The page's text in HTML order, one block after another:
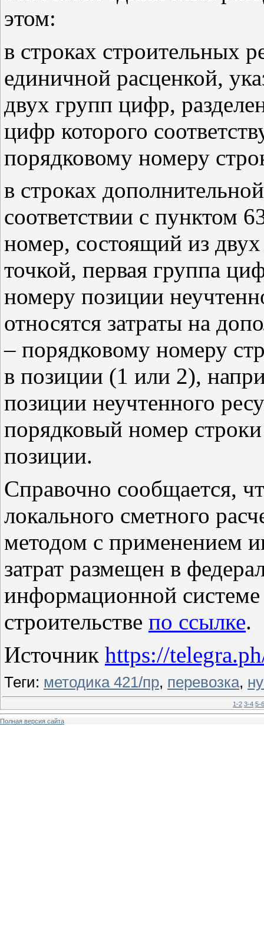
этом:
в строках строительных
единичной расценкой,
двух групп цифр,
цифр которого
порядковому номеру
в строках
соответствии с пунктом
номер, состоящий из
точкой, первая группа
номеру позиции
относятся затраты на
– порядковому номеру
в позиции (1 или 2),
позиции неучтенного
порядковый номер
позиции.
Справочно сообщается,
локального сметного
методом с применением
затрат размещен в
информационной системе
строительстве по ссылке.
Источник https://
Теги: методика 421/пр, перевозка,
1-2 3-4 5-6
Полная версия сайта